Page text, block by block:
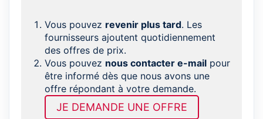
Vous pouvez revenir plus tard. Les
fournisseurs ajoutent quotidiennement
des offres de prix.
Vous pouvez nous contacter e-mail pour
être informé dès que nous avons une
offre répondant à votre demande.
JE DEMANDE UNE OFFRE